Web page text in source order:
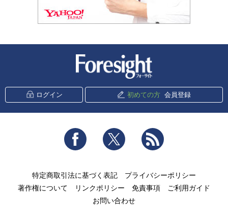
ログイン 初めての方 会員登録
Facebook Twitter
特定商取引法に基づく表記
プライバシーポリシー
著作権について
リンクポリシー 免責事項
ご利用ガイド
お問い合わせ